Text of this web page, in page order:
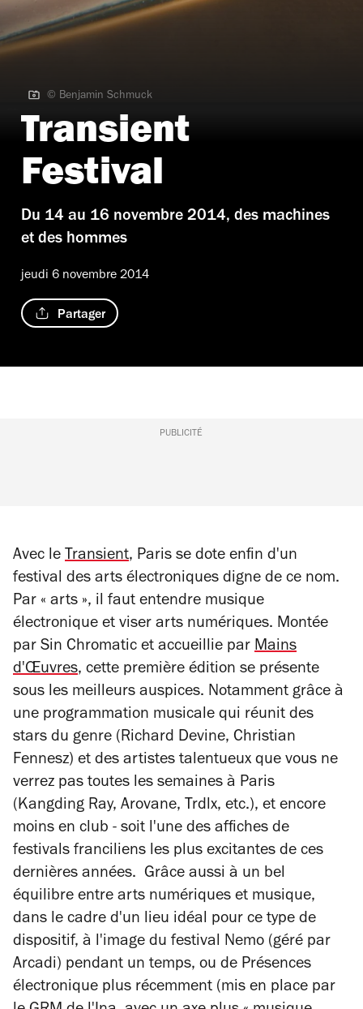
© Benjamin Schmuck
© Benjamin Schmuck
Transient
Festival
Du 14 au 16 novembre 2014, des machines
et des hommes
jeudi 6 novembre 2014
Partager
PUBLICITÉ
Avec le Transient, Paris se dote enfin d'un
festival des arts électroniques digne de ce nom.
Par « arts », il faut entendre musique
électronique et viser arts numériques. Montée
par Sin Chromatic et accueillie par Mains
d'Œuvres, cette première édition se présente
sous les meilleurs auspices. Notamment grâce à
une programmation musicale qui réunit des
stars du genre (Richard Devine, Christian
Fennesz) et des artistes talentueux que vous ne
verrez pas toutes les semaines à Paris
(Kangding Ray, Arovane, Trdlx, etc.), et encore
moins en club - soit l'une des affiches de
festivals franciliens les plus excitantes de ces
dernières années. Grâce aussi à un bel
équilibre entre arts numériques et musique,
dans le cadre d'un lieu idéal pour ce type de
dispositif, à l'image du festival Nemo (géré par
Arcadi) pendant un temps, ou de Présences
électronique plus récemment (mis en place par